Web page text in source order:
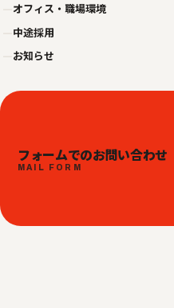
オフィス・職場環境
中途採用
お知らせ
フォームでのお問い合わせ
MAIL FORM